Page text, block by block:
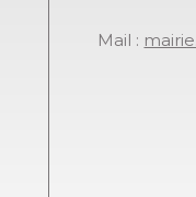
Mail :